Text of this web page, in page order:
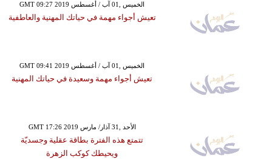
GMT 09:27 2019 الخميس ,01 آب / أغسطس
تعيش أجواء مهمة في حياتك المهنية والعاطفية
GMT 09:41 2019 الخميس ,01 آب / أغسطس
تعيش أجواء مهمة وسعيدة في حياتك المهنية
GMT 17:26 2019 الأحد ,31 آذار/ مارس
تتمتع هذه الفترة بطاقة عقلية وجسديّة
ويحيطك كوكب الزهرة